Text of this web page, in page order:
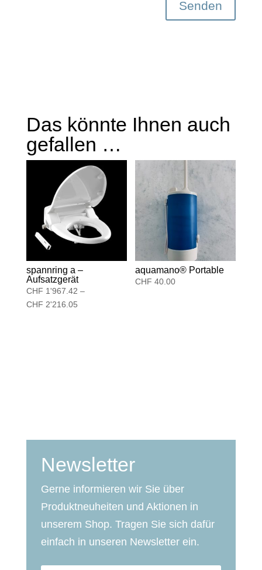
Senden
Das könnte Ihnen auch
gefallen …
spannring a –
Aufsatzgerät
CHF 1'967.42 –
CHF 2'216.05
aquamano® Portable
CHF 40.00
Newsletter
Gerne informieren wir Sie über
Produktneuheiten und Aktionen in
unserem Shop. Tragen Sie sich dafür
einfach in unseren Newsletter ein.